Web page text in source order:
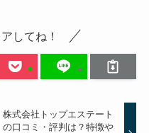
してね！
株式会社トップエステート
の口コミ・評判は？特徴や